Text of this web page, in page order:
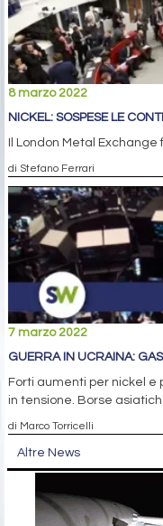
8 marzo 2022
NICKEL: SOSPESE LE
Il London Metal
di Stefano Ferrari
7 marzo 2022
GUERRA IN UCRAINA:
Forti aumenti per nickel
in tensione. Borse
di Marco Torricelli
Altre News